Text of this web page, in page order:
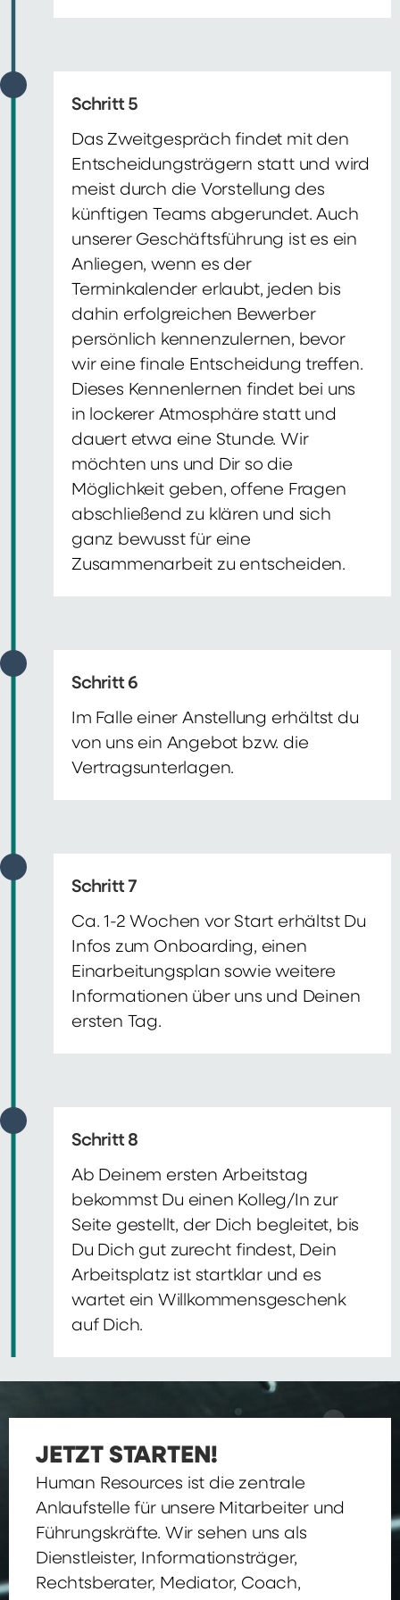
Schritt 5
Das Zweitgespräch findet mit den
Entscheidungsträgern statt und wird
meist durch die Vorstellung des
künftigen Teams abgerundet. Auch
unserer Geschäftsführung ist es ein
Anliegen, wenn es der
Terminkalender erlaubt, jeden bis
dahin erfolgreichen Bewerber
persönlich kennenzulernen, bevor
wir eine finale Entscheidung treffen.
Dieses Kennenlernen findet bei uns
in lockerer Atmosphäre statt und
dauert etwa eine Stunde. Wir
möchten uns und Dir so die
Möglichkeit geben, offene Fragen
abschließend zu klären und sich
ganz bewusst für eine
Zusammenarbeit zu entscheiden.
Schritt 6
Im Falle einer Anstellung erhältst du
von uns ein Angebot bzw. die
Vertragsunterlagen.
Schritt 7
Ca. 1-2 Wochen vor Start erhältst Du
Infos zum Onboarding, einen
Einarbeitungsplan sowie weitere
Informationen über uns und Deinen
ersten Tag.
Schritt 8
Ab Deinem ersten Arbeitstag
bekommst Du einen Kolleg/In zur
Seite gestellt, der Dich begleitet, bis
Du Dich gut zurecht findest, Dein
Arbeitsplatz ist startklar und es
wartet ein Willkommensgeschenk
auf Dich.
JETZT STARTEN!
Human Resources ist die zentrale
Anlaufstelle für unsere Mitarbeiter und
Führungskräfte. Wir sehen uns als
Dienstleister, Informationsträger,
Rechtsberater, Mediator, Coach,